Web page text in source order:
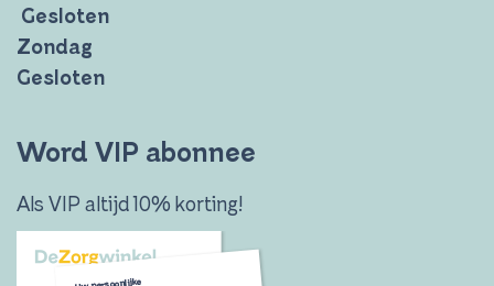
Gesloten
Zondag
Gesloten
Word VIP abonnee
Als VIP altijd 10% korting!